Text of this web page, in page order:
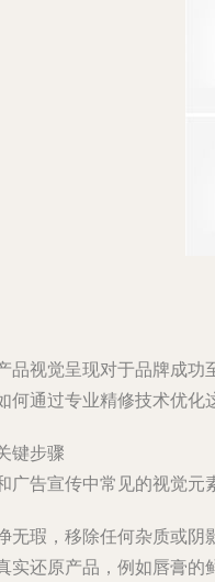
品视觉呈现对于品牌成
何通过专业精修技术优化
键步骤
广告宣传中常见的视觉
无瑕，移除任何杂质或阴
实还原产品，例如唇膏的